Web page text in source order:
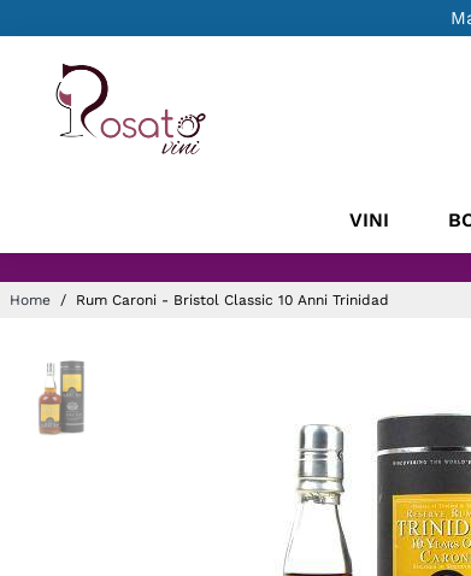
VINI
Home / Rum Caroni - Bristol Classic 10 Anni Trinidad